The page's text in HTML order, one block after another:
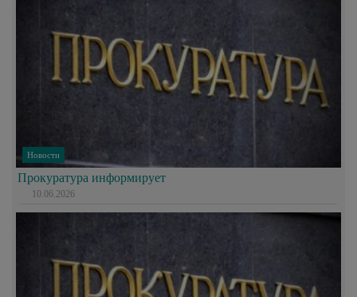
Новости
Прокуратура информирует
10.06.2026